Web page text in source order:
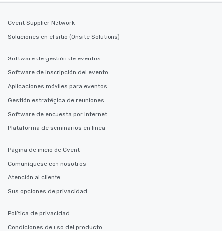
Cvent Supplier Network
Soluciones en el sitio (Onsite Solutions)
Software de gestión de eventos
Software de inscripción del evento
Aplicaciones móviles para eventos
Gestión estratégica de reuniones
Software de encuesta por Internet
Plataforma de seminarios en línea
Página de inicio de Cvent
Comuníquese con nosotros
Atención al cliente
Sus opciones de privacidad
Política de privacidad
Condiciones de uso del producto